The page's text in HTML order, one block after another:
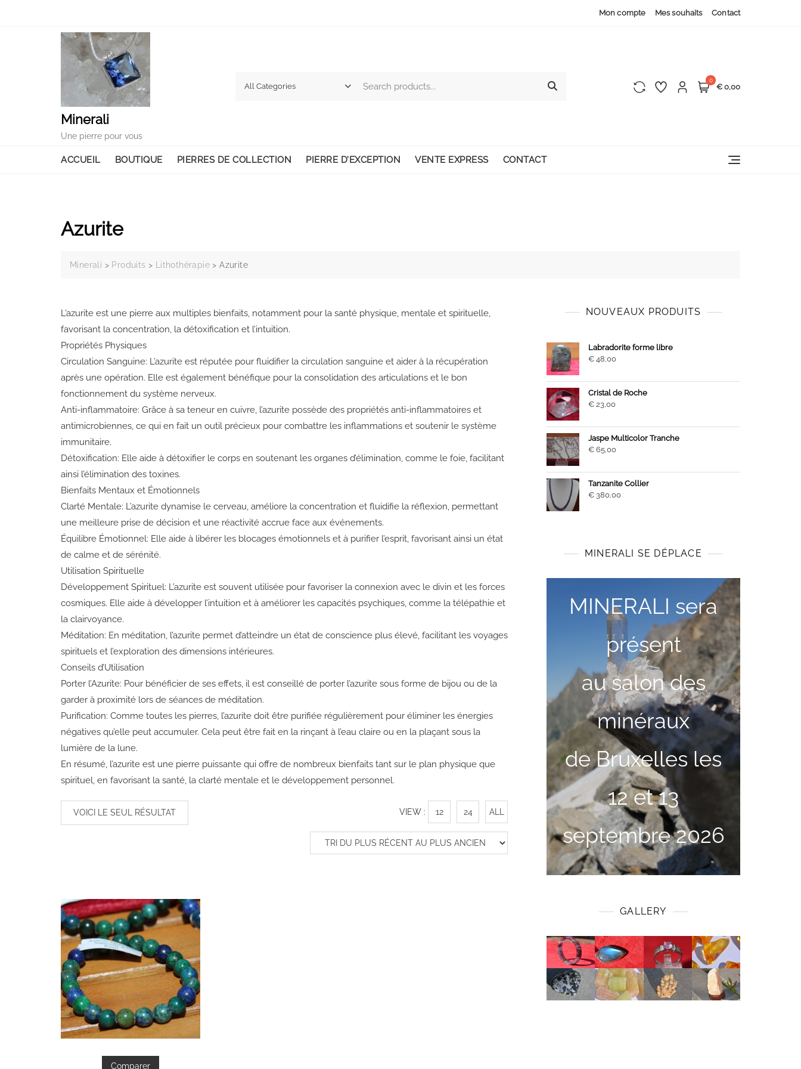
Mon compte Mes souhaits Contact
Minerali
Une pierre pour vous
0
€ 0,00
ACCUEIL BOUTIQUE PIERRES DE COLLECTION PIERRE D’EXCEPTION VENTE EXPRESS CONTACT
Azurite
Minerali > Produits > Lithothérapie >Azurite
L’azurite est une pierre aux multiples bienfaits, notamment pour la santé physique, mentale et spirituelle,
favorisant la concentration, la détoxification et l’intuition.
Propriétés Physiques
Circulation Sanguine: L’azurite est réputée pour fluidifier la circulation sanguine et aider à la récupération
après une opération. Elle est également bénéfique pour la consolidation des articulations et le bon
fonctionnement du système nerveux.
Anti-inflammatoire: Grâce à sa teneur en cuivre, l’azurite possède des propriétés anti-inflammatoires et
antimicrobiennes, ce qui en fait un outil précieux pour combattre les inflammations et soutenir le système
immunitaire.
Détoxification: Elle aide à détoxifier le corps en soutenant les organes d’élimination, comme le foie, facilitant
ainsi l’élimination des toxines.
Bienfaits Mentaux et Émotionnels
Clarté Mentale: L’azurite dynamise le cerveau, améliore la concentration et fluidifie la réflexion, permettant
une meilleure prise de décision et une réactivité accrue face aux événements.
Équilibre Émotionnel: Elle aide à libérer les blocages émotionnels et à purifier l’esprit, favorisant ainsi un état
de calme et de sérénité.
Utilisation Spirituelle
Développement Spirituel: L’azurite est souvent utilisée pour favoriser la connexion avec le divin et les forces
cosmiques. Elle aide à développer l’intuition et à améliorer les capacités psychiques, comme la télépathie et
la clairvoyance.
Méditation: En méditation, l’azurite permet d’atteindre un état de conscience plus élevé, facilitant les voyages
spirituels et l’exploration des dimensions intérieures.
Conseils d’Utilisation
Porter l’Azurite: Pour bénéficier de ses effets, il est conseillé de porter l’azurite sous forme de bijou ou de la
garder à proximité lors de séances de méditation.
Purification: Comme toutes les pierres, l’azurite doit être purifiée régulièrement pour éliminer les énergies
négatives qu’elle peut accumuler. Cela peut être fait en la rinçant à l’eau claire ou en la plaçant sous la
lumière de la lune.
En résumé, l’azurite est une pierre puissante qui offre de nombreux bienfaits tant sur le plan physique que
spirituel, en favorisant la santé, la clarté mentale et le développement personnel.
VIEW : 12 24 ALL
VOICI LE SEUL RÉSULTAT
Comparer
NOUVEAUX PRODUITS
Labradorite forme libre
€ 48,00
Cristal de Roche
€ 23,00
Jaspe Multicolor Tranche
€ 65,00
Tanzanite Collier
€ 380,00
MINERALI SE DÉPLACE
MINERALI sera
présent
au salon des
minéraux
de Bruxelles les
12 et 13
septembre 2026
GALLERY